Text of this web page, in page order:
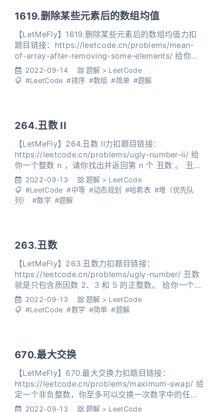
1619.删除某些元素后的数组均值
【LetMeFly】1619.删除某些元素后的数组均值力扣
题目链接：https://leetcode.cn/problems/mean-
of-array-after-removing-some-elements/ 给你一
个整数数组 arr ，请你删除最小 5% 的数字和最大
5% 的数字后，剩余数字的平均值。 与 标准答案 误差
2022-09-14 题解 > LeetCode
#LeetCode #排序 #数组 #简单 #题解
264.丑数 II
【LetMeFly】264.丑数 II力扣题目链接：
https://leetcode.cn/problems/ugly-number-ii/ 给
你一个整数 n ，请你找出并返回第 n 个 丑数 。 丑数
就是只包含质因数 2、3 和/或 5 的正整数。 示例
1： 输入：n = 10 输出：12 解释：[1, 2, 3, 4, 5, 6, 8,
9, 10, 12] 是由前 10 个
2022-09-13 题解 > LeetCode
#LeetCode #中等 #动态规划 #哈希表 #堆（优先队
列）
#数学 #题解
263.丑数
【LetMeFly】263.丑数力扣题目链接：
https://leetcode.cn/problems/ugly-number/ 丑数
就是只包含质因数 2、3 和 5 的正整数。 给你一个整
数 n ，请你判断 n 是否为 丑数 。如果是，返回 true
；否则，返回 false 。 示例 1： 输入：n = 6 输
2022-09-13 题解 > LeetCode
#LeetCode #数学 #简单 #题解
670.最大交换
【LetMeFly】670.最大交换力扣题目链接：
https://leetcode.cn/problems/maximum-swap/ 给
定一个非负整数，你至多可以交换一次数字中的任意
两位。返回你能得到的最大值。 示例 1 : 输入: 2736
2022-09-13 题解 > LeetCode